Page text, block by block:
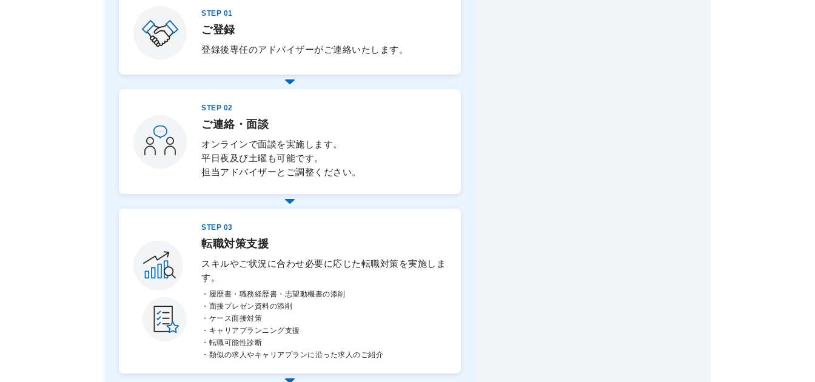
STEP 01
ご登録
登録後専任のアドバイザーがご連絡いたします。
STEP 02
ご連絡・面談
オンラインで面談を実施します。
平日夜及び土曜も可能です。
担当アドバイザーとご調整ください。
STEP 03
転職対策支援
スキルやご状況に合わせ必要に応じた転職対策を実施しま
す。
・履歴書・職務経歴書・志望動機書の添削
・面接プレゼン資料の添削
・ケース面接対策
・キャリアプランニング支援
・転職可能性診断
・類似の求人やキャリアプランに沿った求人のご紹介